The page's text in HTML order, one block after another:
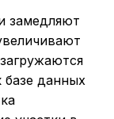
замедляют
данных